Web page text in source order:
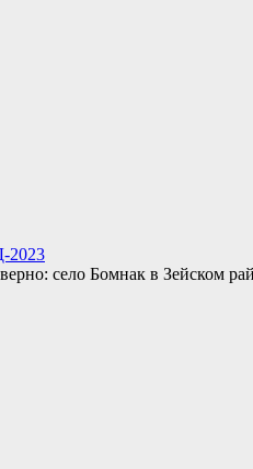
2023
село Бомнак в Зейском